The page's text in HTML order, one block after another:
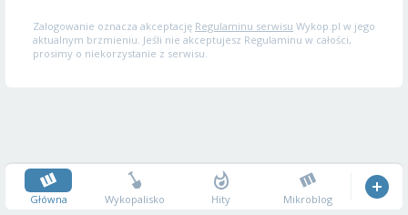
Zalogowanie oznacza akceptację Regulaminu serwisu Wykop.pl w jego
aktualnym brzmieniu. Jeśli nie akceptujesz Regulaminu w całości,
prosimy o niekorzystanie z serwisu.
Główna Wykopalisko Hity Mikroblog